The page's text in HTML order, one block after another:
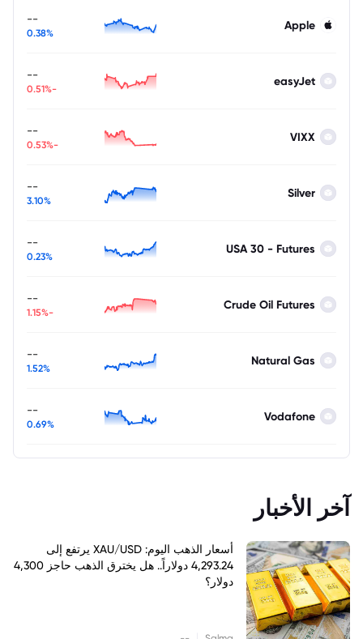
Apple
--
0.38%
easyJet
--
-0.51%
VIXX
--
-0.53%
Silver
--
3.10%
USA 30 - Futures
--
0.23%
Crude Oil Futures
--
-1.15%
Natural Gas
--
1.52%
Vodafone
--
0.69%
آخر الأخبار
أسعار الذهب اليوم: XAU/USD يرتفع إلى
4,293.24 دولاراً.. هل يخترق الذهب حاجز 4,300
دولار؟